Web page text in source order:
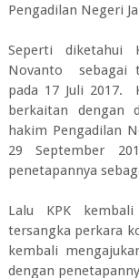
Pengadilan Negeri
Seperti diketahui
Novanto sebagai
pada 17 Juli 2017.
berkaitan dengan
hakim Pengadilan
29 September
penetapannya
Lalu KPK
tersangka perkara
kembali
dengan